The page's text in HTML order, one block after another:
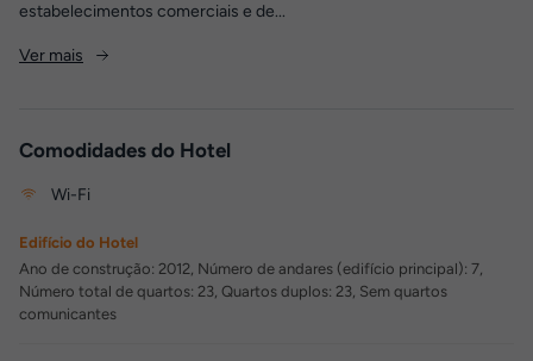
estabelecimentos comerciais e de...
Ver mais
Comodidades do Hotel
Wi-Fi
Edifício do Hotel
Ano de construção: 2012, Número de andares (edifício principal): 7,
Número total de quartos: 23, Quartos duplos: 23, Sem quartos
comunicantes